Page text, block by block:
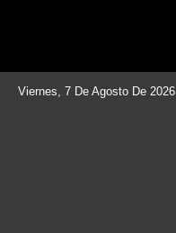
Viernes, 7 De Agosto De 2026